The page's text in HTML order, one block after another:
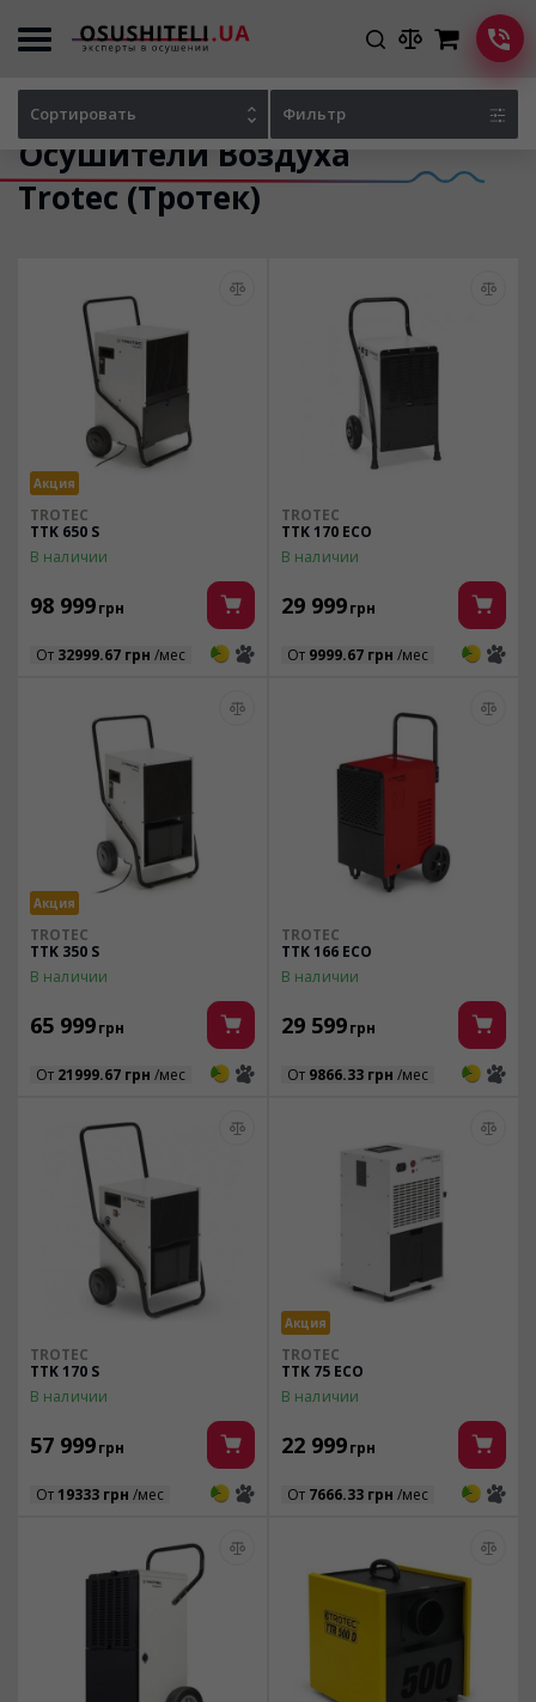
Осушители Воздуха
Trotec (Тротек)
Сортировать Фильтр
Акция
TROTEC
TTK 650 S
В наличии
98 999грн
От 32999.67 грн /мес 3 3
TROTEC
TTK 170 ECO
В наличии
29 999грн
От 9999.67 грн /мес 3 3
Акция
TROTEC
TTK 350 S
В наличии
65 999грн
От 21999.67 грн /мес 3 3
TROTEC
TTK 166 ECO
В наличии
29 599грн
От 9866.33 грн /мес 3 3
TROTEC
TTK 170 S
В наличии
57 999грн
От 19333 грн /мес 3 3
Акция
TROTEC
TTK 75 ECO
В наличии
22 999грн
От 7666.33 грн /мес 3 3